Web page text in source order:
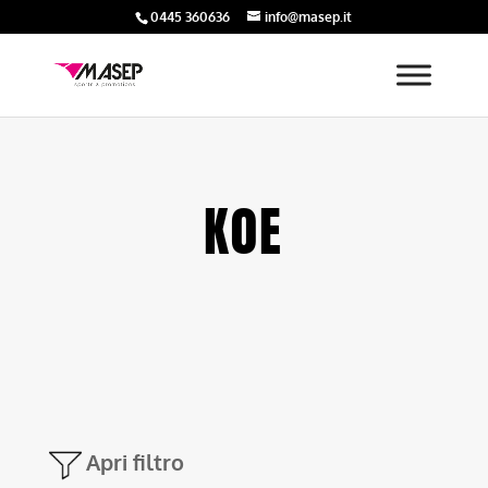
0445 360636 info@masep.it
K0E
Apri filtro